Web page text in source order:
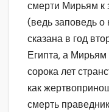
смерти Мирьям к
(ведь заповедь о
сказана в год
Египта, а
сорока лет
как
смерть